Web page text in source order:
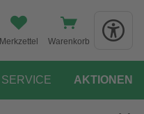
Merkzettel Warenkorb
SERVICE AKTIONEN